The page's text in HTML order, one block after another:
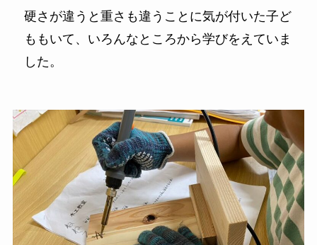
硬さが違うと重さも違うことに気が付いた子ど
ももいて、いろんなところから学びをえていま
した。